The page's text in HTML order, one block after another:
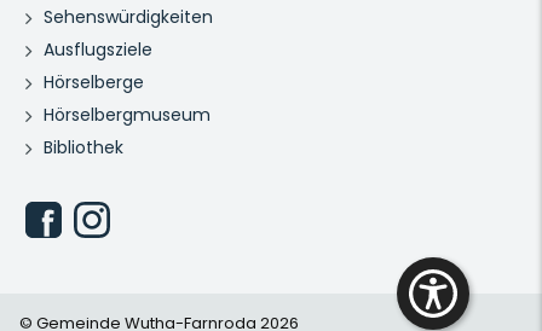
Sehenswürdigkeiten
Ausflugsziele
Hörselberge
Hörselbergmuseum
Bibliothek
© Gemeinde Wutha-Farnroda 2026